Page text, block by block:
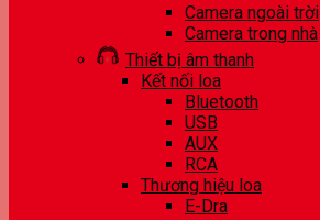
Camera ngoài trời
Camera trong nhà
Thiết bị âm thanh
Kết nối loa
Bluetooth
USB
AUX
RCA
Thương hiệu loa
E-Dra